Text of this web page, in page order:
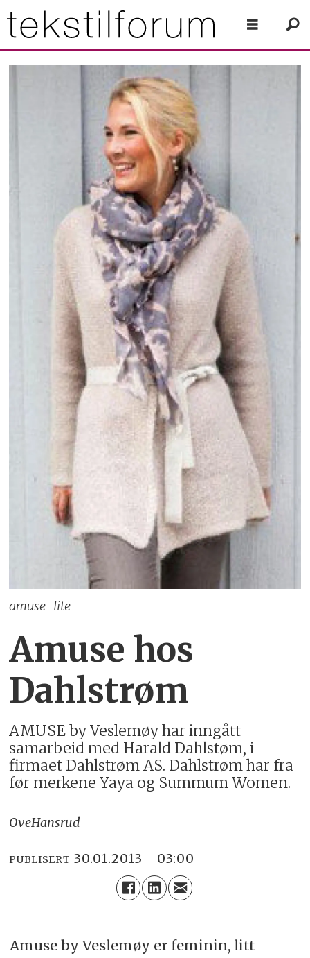
amuse-lite
Amuse hos
Dahlstrøm
AMUSE by Veslemøy har inngått
samarbeid med Harald Dahlstøm, i
firmaet Dahlstrøm AS. Dahlstrøm har fra
før merkene Yaya og Summum Women.
OveHansrud
PUBLISERT 30.01.2013 - 03:00
Amuse by Veslemøy er feminin, litt